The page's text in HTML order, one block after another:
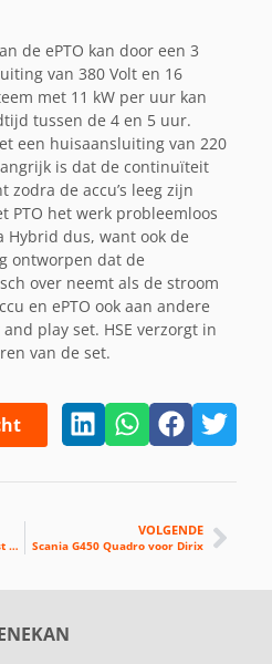
de ePTO kan door een 3
van 380 Volt en 16
met 11 kW per uur kan
tussen de 4 en 5 uur.
een huisaansluiting van 220
is dat de continuïteit
zodra de accu’s leeg zijn
PTO het werk probleemloos
Hybrid dus, want ook de
ontworpen dat de
over neemt als de stroom
en ePTO ook aan andere
play set. HSE verzorgt in
van de set.
Millenaar & Van Schaik kiest voor 6 Scania Quadro’s
VOLGENDE
Scania G450 Quadro voor Dirix